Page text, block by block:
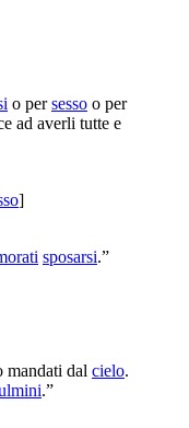
o persesso o per
ad averli tutte e
]
sposarsi.”
mandati dal cielo.
.”